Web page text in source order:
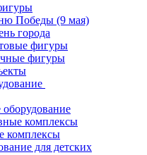
Победы (9 мая)
города
фигуры
фигуры
оборудование
комплексы
комплексы
для детских